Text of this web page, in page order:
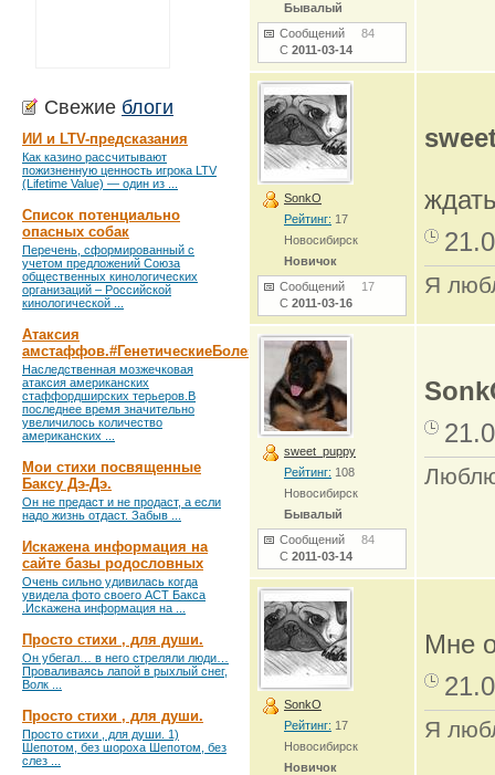
Свежие блоги
ИИ и LTV-предсказания
Как казино рассчитывают
пожизненную ценность игрока LTV
(Lifetime Value) — один из ...
Список потенциально
опасных собак
Перечень, сформированный с
учетом предложений Союза
общественных кинологических
организаций – Российской
кинологической ...
Атаксия
амстаффов.#ГенетическиеБолезни
Наследственная мозжечковая
атаксия американских
стаффордширских терьеров.В
последнее время значительно
увеличилось количество
американских ...
Мои стихи посвященные
Баксу Дэ-Дэ.
Он не предаст и не продаст, а если
надо жизнь отдаст. Забыв ...
Искажена информация на
сайте базы родословных
Очень сильно удивилась когда
увидела фото своего АСТ Бакса
.Искажена информация на ...
Просто стихи , для души.
Он убегал… в него стреляли люди…
Проваливаясь лапой в рыхлый снег,
Волк ...
Просто стихи , для души.
Просто стихи , для души. 1)
Шепотом, без шороха Шепотом, без
слез ...
Бывалый
Сообщений 84
С 2011-03-14
SonkO
Рейтинг: 17
Новосибирск
Новичок
Сообщений 17
С 2011-03-16
Я
sweet_puppy
Рейтинг: 108
Новосибирск
Бывалый
Сообщений 84
С 2011-03-14
SonkO
Рейтинг: 17
Новосибирск
Новичок
Мне
Я